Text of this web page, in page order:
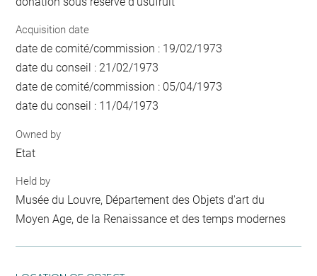
Acquisition date
date de comité/commission : 19/02/1973
date du conseil : 21/02/1973
date de comité/commission : 05/04/1973
date du conseil : 11/04/1973
Owned by
Etat
Held by
Musée du Louvre, Département des Objets d'art du
Moyen Age, de la Renaissance et des temps modernes